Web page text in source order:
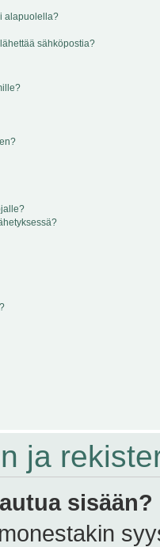
alapuolella?
sähköpostia?
ja
sisään?